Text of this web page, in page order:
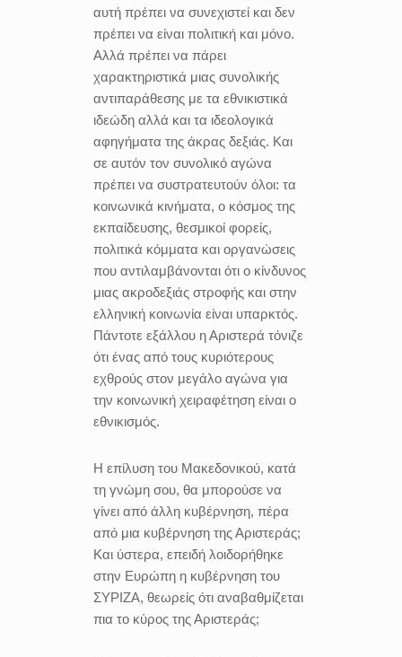
αυτή πρέπει να συνεχιστεί και δεν
πρέπει να είναι πολιτική και μόνο.
Αλλά πρέπει να πάρει
χαρακτηριστικά μιας συνολικής
αντιπαράθεσης με τα εθνικιστικά
ιδεώδη αλλά και τα ιδεολογικά
αφηγήματα της άκρας δεξιάς. Και
σε αυτόν τον συνολικό αγώνα
πρέπει να συστρατευτούν όλοι: τα
κοινωνικά κινήματα, ο κόσμος της
εκπαίδευσης, θεσμικοί φορείς,
πολιτικά κόμματα και οργανώσεις
που αντιλαμβάνονται ότι ο κίνδυνος
μιας ακροδεξιάς στροφής και στην
ελληνική κοινωνία είναι υπαρκτός.
Πάντοτε εξάλλου η Αριστερά τόνιζε
ότι ένας από τους κυριότερους
εχθρούς στον μεγάλο αγώνα για
την κοινωνική χειραφέτηση είναι ο
εθνικισμός.
Η επίλυση του Μακεδονικού, κατά
τη γνώμη σου, θα μπορούσε να
γίνει από άλλη κυβέρνηση, πέρα
από μια κυβέρνηση της Αριστεράς;
Και ύστερα, επειδή λοιδορήθηκε
στην Ευρώπη η κυβέρνηση του
ΣΥΡΙΖΑ, θεωρείς ότι αναβαθμίζεται
πια το κύρος της Αριστεράς;